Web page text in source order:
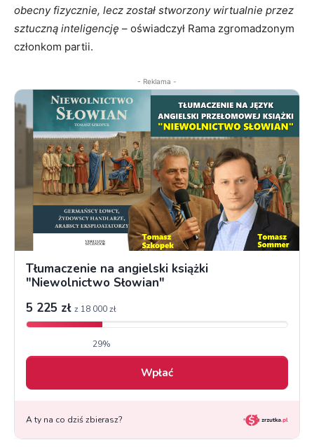
obecny fizycznie, lecz został stworzony wirtualnie przez
sztuczną inteligencję – oświadczył Rama zgromadzonym
członkom partii.
- Reklama -